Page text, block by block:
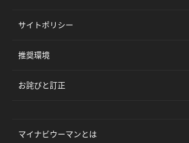
サイトポリシー
推奨環境
お詫びと訂正
マイナビウーマンとは